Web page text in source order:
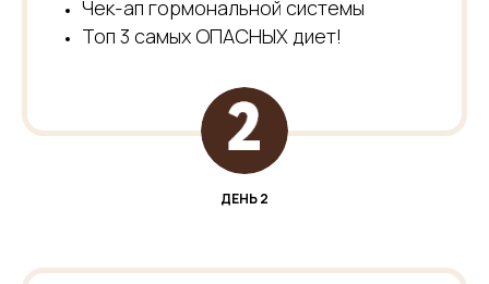
Чек-ап гормональной системы
Топ 3 самых ОПАСНЫХ диет!
ДЕНЬ 2